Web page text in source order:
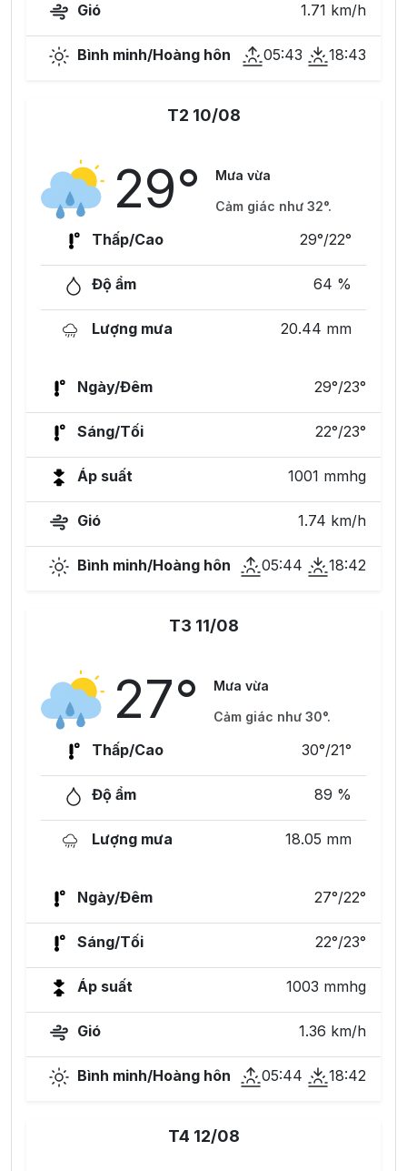
Gió 1.71 km/h
Bình minh/Hoàng hôn 05:43 18:43
T2 10/08
29°
Mưa vừa
Cảm giác như 32°.
Thấp/Cao 29°/22°
Độ ẩm 64 %
Lượng mưa 20.44 mm
Ngày/Đêm 29°/23°
Sáng/Tối 22°/23°
Áp suất 1001 mmhg
Gió 1.74 km/h
Bình minh/Hoàng hôn 05:44 18:42
T3 11/08
27°
Mưa vừa
Cảm giác như 30°.
Thấp/Cao 30°/21°
Độ ẩm 89 %
Lượng mưa 18.05 mm
Ngày/Đêm 27°/22°
Sáng/Tối 22°/23°
Áp suất 1003 mmhg
Gió 1.36 km/h
Bình minh/Hoàng hôn 05:44 18:42
T4 12/08